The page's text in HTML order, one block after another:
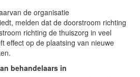
de organisatie
melden dat de doorstroom richting
richting de thuiszorg in veel
effect op de plaatsing van nieuwe
behandelaars in